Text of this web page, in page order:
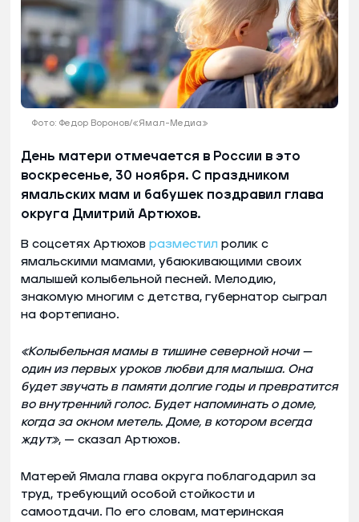
Фото: Федор Воронов/«Ямал-Медиа»
День матери отмечается в России в это
воскресенье, 30 ноября. С праздником
ямальских мам и бабушек поздравил глава
округа Дмитрий Артюхов.
В соцсетях Артюхов разместил ролик с
ямальскими мамами, убаюкивающими своих
малышей колыбельной песней. Мелодию,
знакомую многим с детства, губернатор сыграл
на фортепиано.
«Колыбельная мамы в тишине северной ночи —
один из первых уроков любви для малыша. Она
будет звучать в памяти долгие годы и превратится
во внутренний голос. Будет напоминать о доме,
когда за окном метель. Доме, в котором всегда
ждут», — сказал Артюхов.
Матерей Ямала глава округа поблагодарил за
труд, требующий особой стойкости и
самоотдачи. По его словам, материнская